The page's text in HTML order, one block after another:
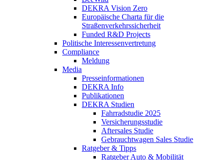
DEKRA Vision Zero
Europäische Charta für die
Straßenverkehrssicherheit
Funded R&D Projects
Politische Interessenvertretung
Compliance
Meldung
Media
Presseinformationen
DEKRA Info
Publikationen
DEKRA Studien
Fahrradstudie 2025
Versicherungsstudie
Aftersales Studie
Gebrauchtwagen Sales Studie
Ratgeber & Tipps
Ratgeber Auto & Mobilität